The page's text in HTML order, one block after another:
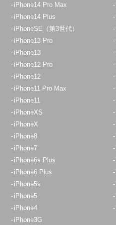
iPhone14 Pro Max
iPhone14 Plus
iPhoneSE（第3世代）
iPhone13 Pro
iPhone13
iPhone12 Pro
iPhone12
iPhone11 Pro Max
iPhone11
iPhoneXS
iPhoneX
iPhone8
iPhone7
iPhone6s Plus
iPhone6 Plus
iPhone5s
iPhone5
iPhone4
iPhone3G